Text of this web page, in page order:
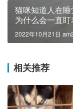
猫咪知道人在
为什么会一直
2022年10月21日
相关推荐